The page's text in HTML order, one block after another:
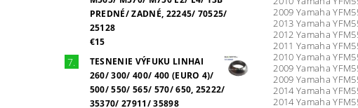
PREDNÉ/ ZADNÉ, 22245/ 70525/
25128
€15
TESNENIE VÝFUKU LINHAI
260/ 300/ 400/ 400 (EURO 4)/
500/ 550/ 565/ 570/ 650, 25222/
35370/ 27911/ 35898
2009 Yamaha
2013 Yamaha
2012 Yamaha
2011 Yamaha
2010 Yamaha
2009 Yamaha
2009 Yamaha
2014 Yamaha
2014 Yamaha